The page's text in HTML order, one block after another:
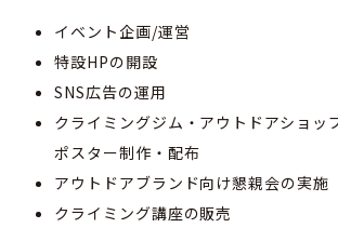
イベント企画/運営
特設HPの開設
SNS広告の運用
クライミングジム・アウトドアショッ
ポスター制作・配布
アウトドアブランド向け懇親会の実施
クライミング講座の販売